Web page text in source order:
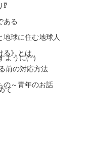
⁉️
ある
地球に住む地球人
る》とは
前の対応方法
の～青年のお話
ように(^^)
て